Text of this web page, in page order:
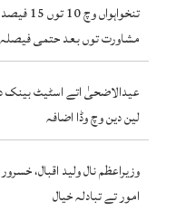
مشاورت توں بعد حتمی
عیدالاضحیٰ اتے اسٹیٹ بینک
لین دین وچ وڈا اضافہ
وزیراعظم نال ولید اقبال،
امور تے تبادلہ خیال